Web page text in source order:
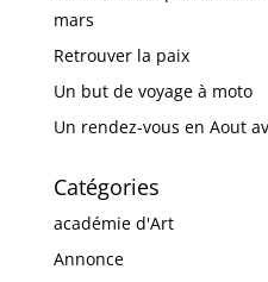
mars
Retrouver la paix
Un but de voyage à moto
Un rendez-vous en Aout
Catégories
académie d'Art
Annonce